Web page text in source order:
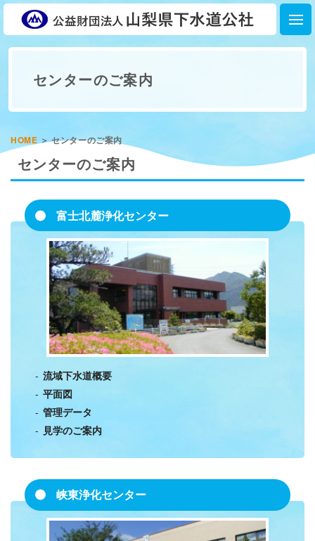
センターのご案内
HOME ＞センターのご案内
センターのご案内
富士北麓浄化センター
流域下水道概要
平面図
管理データ
見学のご案内
峡東浄化センター